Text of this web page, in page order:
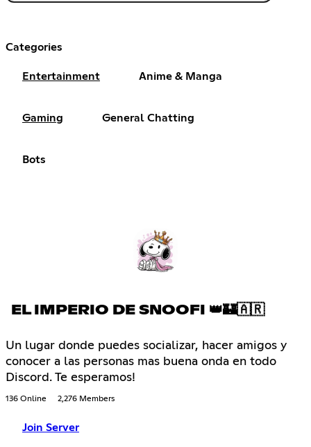
Categories
Entertainment Anime & Manga
Gaming General Chatting
Bots
EL IMPERIO DE SNOOFI 👑🏰🇦🇷
Un lugar donde puedes socializar, hacer amigos y
conocer a las personas mas buena onda en todo
Discord. Te esperamos!
136 Online 2,276 Members
Join Server